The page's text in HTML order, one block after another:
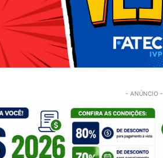
- ANÚNCIO -